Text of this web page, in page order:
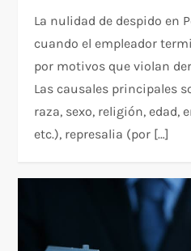
La nulidad de despido en
cuando el empleador
por motivos que violan
Las causales principales
raza, sexo, religión, edad,
etc.), represalia (por […]